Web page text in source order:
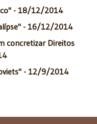
- 18/12/2014
- 16/12/2014
concretizar Direitos
- 12/9/2014